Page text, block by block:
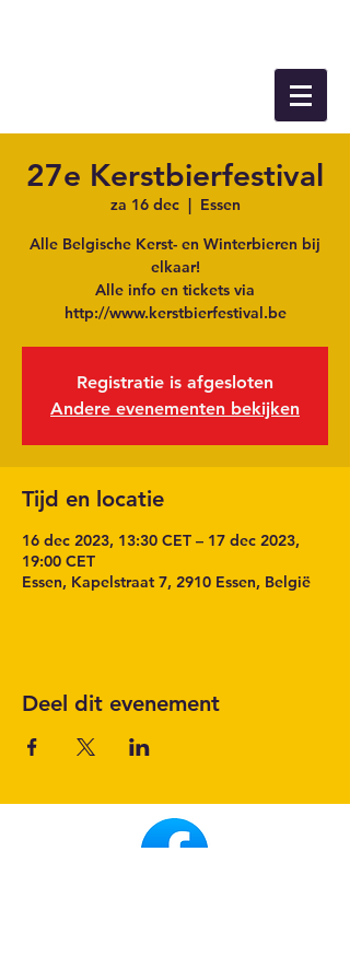
27e Kerstbierfestival
za 16 dec
  |
Essen
Alle Belgische Kerst- en Winterbieren bij
elkaar!
Alle info en tickets via
http://www.kerstbierfestival.be
Registratie is afgesloten
Andere evenementen bekijken
Tijd en locatie
16 dec 2023, 13:30 CET – 17 dec 2023,
19:00 CET
Essen, Kapelstraat 7, 2910 Essen, België
Deel dit evenement